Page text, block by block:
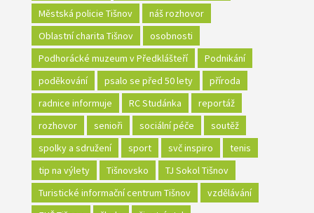
Městská policie Tišnov
náš rozhovor
Oblastní charita Tišnov
osobnosti
Podhorácké muzeum v Předklášteří
Podnikání
poděkování
psalo se před 50 lety
příroda
radnice informuje
RC Studánka
reportáž
rozhovor
senioři sociální péče
soutěž
spolky a sdružení
sport svč inspiro
tenis
tip na výlety
Tišnovsko
TJ Sokol Tišnov
Turistické informační centrum Tišnov
vzdělávání